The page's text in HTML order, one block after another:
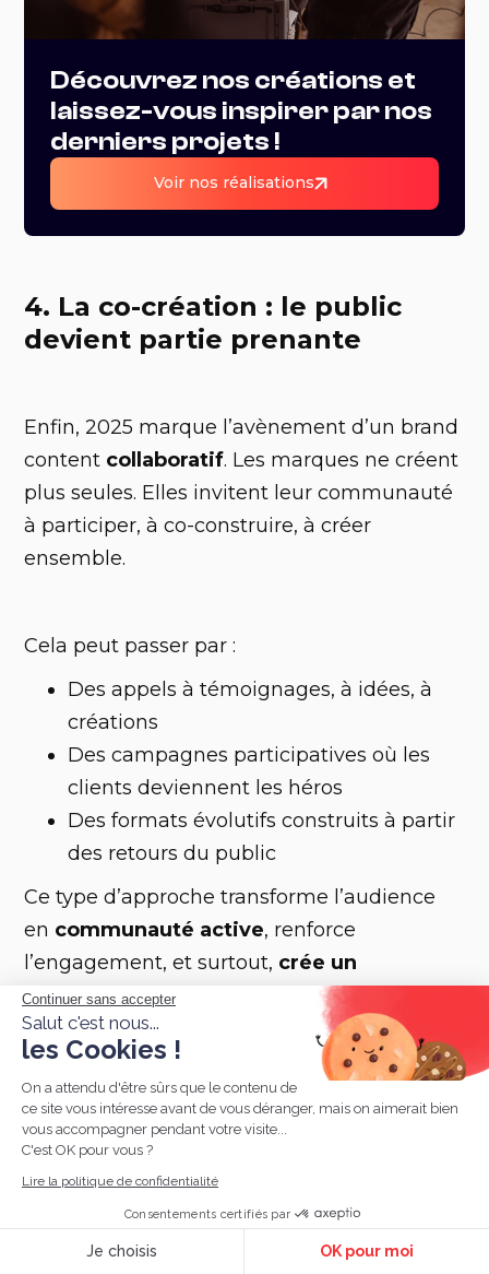
Continuer sans accepter
Salut c'est nous...
les Cookies !
On a attendu d'être sûrs que le contenu de
ce site vous intéresse avant de vous déranger, mais on aimerait bien
vous accompagner pendant votre visite...
C'est OK pour vous ?
Lire la politique de confidentialité
Consentements certifiés par
Je choisis OK pour moi
Découvrez nos créations et
laissez-vous inspirer par nos
derniers projets !
Voir nos réalisations
4. La co-création : le public
devient partie prenante
Enfin, 2025 marque l’avènement d’un brand
content collaboratif. Les marques ne créent
plus seules. Elles invitent leur communauté
à participer, à co-construire, à créer
ensemble.
Cela peut passer par :
Des appels à témoignages, à idées, à
créations
Des campagnes participatives où les
clients deviennent les héros
Des formats évolutifs construits à partir
des retours du public
Ce type d’approche transforme l’audience
en communauté active, renforce
l’engagement, et surtout, crée un
sentiment d’appartenance fort
Comment construire
une stratégie de brand
content en 2025 ?